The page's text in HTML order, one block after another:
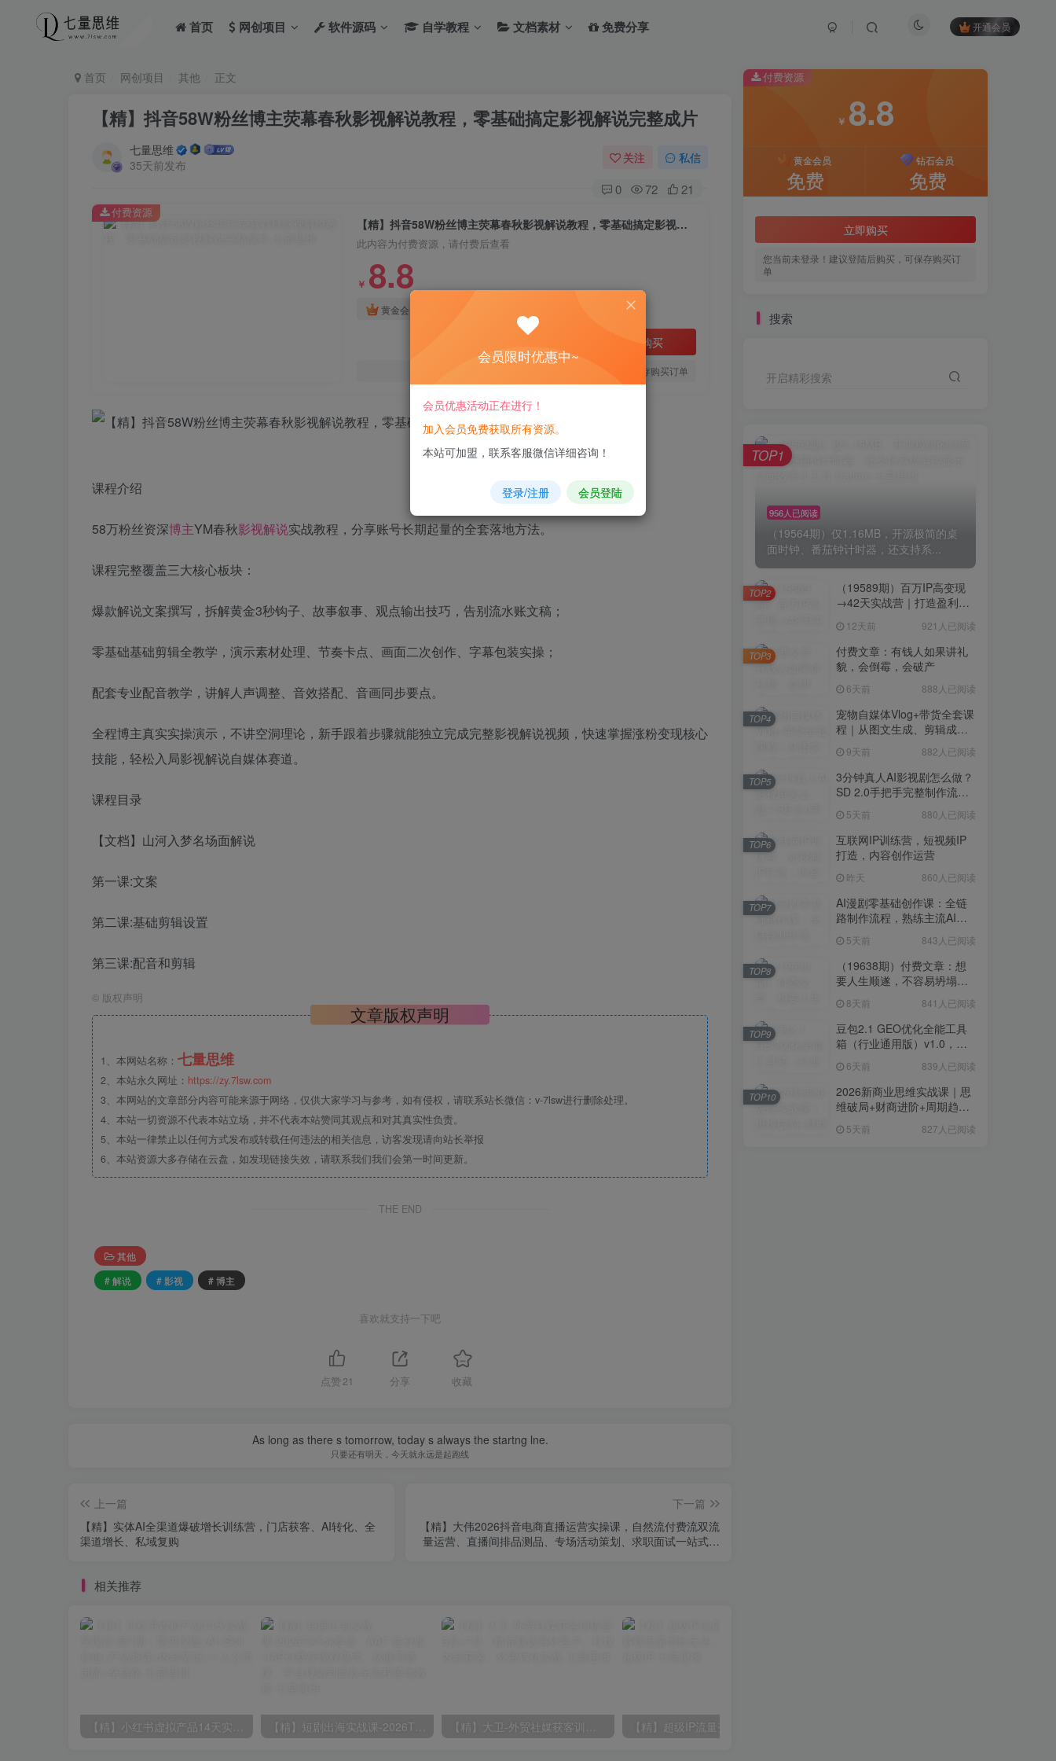
首页 网创项目 软件源码 自学教程 文档素材 免费分享 开通会员
首页 网创项目 其他 正文
【精】抖音58W粉丝博主荧幕春秋影视解说教程，零基础搞定影视解说完整成片
七量思维
35天前发布
关注 私信
0 72 21
【精】抖音58W粉丝博主荧幕春秋影视解说教程，零基础搞定影视解说完整成片
此内容为付费资源，请付费后查看
￥ 8.8
黄金会员
立即购买
您当前未登录！建议登陆后购买，可保存购买订单
付费资源
课程介绍
58万粉丝资深博主YM春秋影视解说实战教程，分享账号长期起量的全套落地方法。
课程完整覆盖三大核心板块：
爆款解说文案撰写，拆解黄金3秒钩子、故事叙事、观点输出技巧，告别流水账文稿；
零基础基础剪辑全教学，演示素材处理、节奏卡点、画面二次创作、字幕包装实操；
配套专业配音教学，讲解人声调整、音效搭配、音画同步要点。
全程博主真实实操演示，不讲空洞理论，新手跟着步骤就能独立完成完整影视解说视频，快速掌握涨粉变现核心
技能，轻松入局影视解说自媒体赛道。
课程目录
【文档】山河入梦名场面解说
第一课:文案
第二课:基础剪辑设置
第三课:配音和剪辑
© 版权声明
文章版权声明
1、本网站名称： 七量思维
2、本站永久网址： https://zy.7lsw.com
3、本网站的文章部分内容可能来源于网络，仅供大家学习与参考，如有侵权，请联系站长微信：v-7lsw进行删除处理。
4、本站一切资源不代表本站立场，并不代表本站赞同其观点和对其真实性负责。
5、本站一律禁止以任何方式发布或转载任何违法的相关信息，访客发现请向站长举报
6、本站资源大多存储在云盘，如发现链接失效，请联系我们我们会第一时间更新。
THE END
其他
# 解说
# 影视 # 博主
喜欢就支持一下吧
点赞 21 分享 收藏
As long as there s tomorrow, today s always the startng lne.
只要还有明天，今天就永远是起跑线
上一篇
【精】实体AI全渠道爆破增长训练营，门店获客、AI转化、全
渠道增长、私域复购
下一篇
【精】大伟2026抖音电商直播运营实操课，自然流付费流双流
量运营、直播间排品测品、专场活动策划、求职面试一站式进
相关推荐
付费资源
￥ 8.8
黄金会员
免费
钻石会员
免费
立即购买
您当前未登录！建议登陆后购买，可保存购买订
单
搜索
开启精彩搜索
956人已阅读
（19564期）仅1.16MB，开源极简的桌
面时钟、番茄钟计时器，还支持系...
TOP1
（19589期）百万IP高变现
→42天实战营｜打造盈利赚
域转化批量成交积累客户案
例
12天前 921人已阅读
TOP2
付费文章：有钱人如果讲礼
貌，会倒霉，会破产
6天前 888人已阅读
TOP3
宠物自媒体Vlog+带货全套课
程｜从图文生成、剪辑成片
9天前 882人已阅读
TOP4
3分钟真人AI影视剧怎么做？
SD 2.0手把手完整制作流程
无限生成
5天前 880人已阅读
TOP5
互联网IP训练营，短视频IP
打造，内容创作运营
昨天 860人已阅读
TOP6
AI漫剧零基础创作课：全链
路制作流程，熟练主流AI工
5天前 843人已阅读
TOP7
（19638期）付费文章：想
要人生顺遂，不容易坍塌，
8天前 841人已阅读
TOP8
豆包2.1 GEO优化全能工具
箱（行业通用版）v1.0，会
景 6天前 839人已阅读
TOP9
2026新商业思维实战课｜思
维破局+财商进阶+周期趋势
度解析全体系
5天前 827人已阅读
TOP10
会员限时优惠中~
会员优惠活动正在进行！
加入会员免费获取所有资源。
本站可加盟，联系客服微信详细咨询！
登录/注册 会员登陆